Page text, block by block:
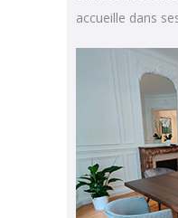
accueille dans